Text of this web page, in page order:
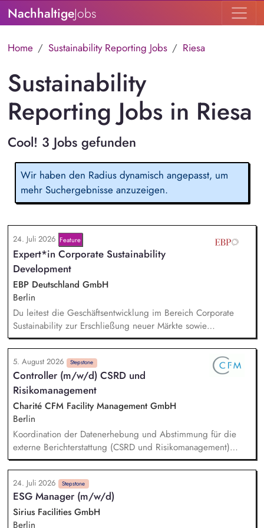
NachhaltigeJobs
Home Sustainability Reporting Jobs Riesa
Sustainability
Reporting Jobs in Riesa
Cool! 3 Jobs gefunden
Wir haben den Radius dynamisch angepasst, um
mehr Suchergebnisse anzuzeigen.
24. Juli 2026 Feature
Expert*in Corporate Sustainability
Development
EBP Deutschland GmbH
Berlin
Du leitest die Geschäftsentwicklung im Bereich Corporate
Sustainability zur Erschließung neuer Märkte sowie
Entwicklung von Geschäftsmodellen. Dabei arbeitest du eng
mit einem bestehenden Team zusammen und entwickelst
dieses gemeinsam mit erfahrenen Projektleiter*innen weiter.
Zu Deinen Aufgaben gehören vor allem:
Strategieentwicklung, Trendanalysen, Partnermanagement
sowie Akquisition von Aufträgen, Neukunden und Projekten.
5. August 2026 Stepstone
Controller (m/w/d) CSRD und
Risikomanagement
Charité CFM Facility Management GmbH
Berlin
Koordination der Datenerhebung und Abstimmung für die
externe Berichterstattung (CSRD und Risikomanagement)
Steuerung des Gesamtprozesses der externen
Berichterstattung Sicherstellung einer fristgerechten und
qualitativ hochwertigen Umsetzung in Zusammenarbeit mit
den beteiligten Fachbereichen Entwicklung & Einführung des
Berichtssystem CSRD und Risikomanagement Analysieren
regulatorischer Nachhaltigkeitsanforderungen für CSRD sowie
24. Juli 2026 Stepstone
ESG Manager (m/w/d)
Sirius Facilities GmbH
Berlin